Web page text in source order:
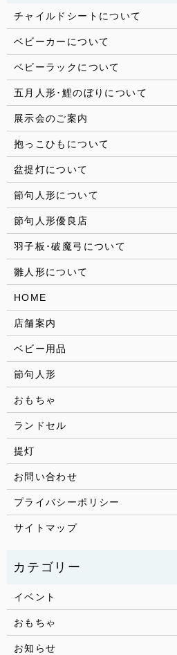
チャイルドシートについて
ベビーカーについて
ベビーラックについて
五月人形･鯉のぼりについて
展示会のご案内
抱っこひもについて
盆提灯について
節句人形について
節句人形優良店
羽子板･破魔弓について
雛人形について
HOME
店舗案内
ベビー用品
節句人形
おもちゃ
ランドセル
提灯
お問い合わせ
プライバシーポリシー
サイトマップ
イベント
おもちゃ
お知らせ